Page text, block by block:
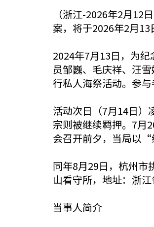
（浙江-2026年2月
案，将于2026年2月13
2024年7月13日，为
员邹巍、毛庆祥、汪
行私人海祭活动。参
活动次日（7月14日）
宗则被继续羁押。7月
会召开前夕，当局以
同年8月29日，杭州市
山看守所，地址：浙
当事人简介